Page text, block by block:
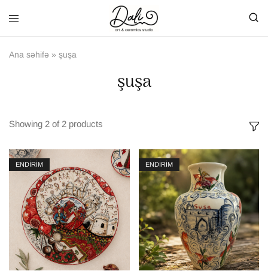
Ana səhifə » şuşa
şuşa
Showing 2 of 2 products
ENDİRİM ENDİRİM